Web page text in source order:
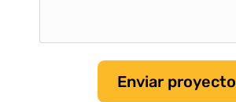
Enviar proyecto